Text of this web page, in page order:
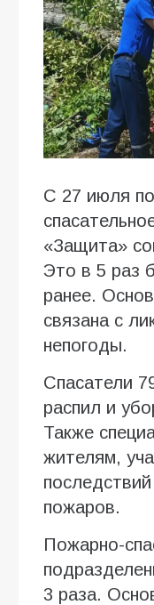
С 27 июля по
«Защита»
Это в 5 раз
ранее.
связана с
непогоды.
Спасатели
распил и
Также
жителям,
пожаров.
Пожарно-
3 раза.